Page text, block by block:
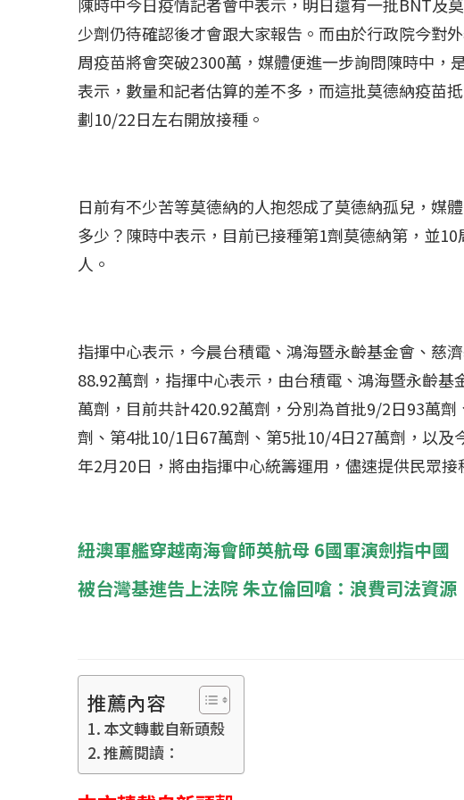
少劑仍待確認後才會跟大家報告。而由於行政院今對
周疫苗將會突破2300萬，媒體便進一步詢問陳時中，
表示，數量和記者估算的差不多，而這批莫德納疫苗
劃10/22日左右開放接種。
日前有不少苦等莫德納的人抱怨成了莫德納孤兒，媒
多少？陳時中表示，目前已接種第1劑莫德納第，並
人。
指揮中心表示，今晨台積電、鴻海暨永齡基金會、慈
88.92萬劑，指揮中心表示，由台積電、鴻海暨永齡
萬劑，目前共計420.92萬劑，分別為首批9/2日93萬
劑、第4批10/1日67萬劑、第5批10/4日27萬劑，以及
年2月20日，將由指揮中心統籌運用，儘速提供民眾接
紐澳軍艦穿越南海會師英航母 6國軍演劍指中國
被台灣基進告上法院 朱立倫回嗆：浪費司法資源
推薦內容
本文轉載自新頭殼
推薦閱讀：
島雷克雅內斯火...
2023 年 12 月 月 20 日
哈馬斯引爆遠超4...
2023 年 11 月 月 25 日